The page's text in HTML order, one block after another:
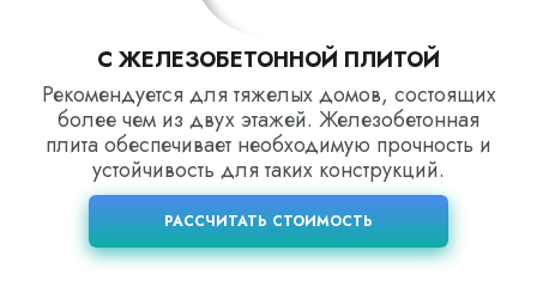
С ЖЕЛЕЗОБЕТОННОЙ ПЛИТОЙ
Рекомендуется для тяжелых домов, состоящих
более чем из двух этажей. Железобетонная
плита обеспечивает необходимую прочность и
устойчивость для таких конструкций.
РАССЧИТАТЬ СТОИМОСТЬ